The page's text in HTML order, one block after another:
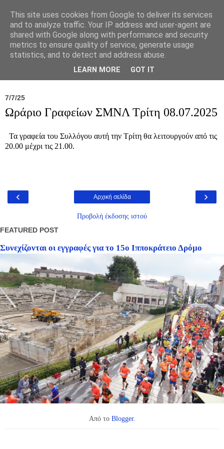
Σύλλογος Ιπποκράτειος
7/7/25
Ωράριο Γραφείων ΣΜΝΛ Τρίτη 08.07.2025
Τα γραφεία του Συλλόγου αυτή την Τρίτη θα λειτουργούν από τις
20.00 μέχρι τις 21.00.
‹ ›
Αρχική σελίδα
Προβολή έκδοσης ιστού
FEATURED POST
Συνεχίζονται οι εγγραφές για το 15ο Ιπποκράτειο Δρόμο
Από το Blogger.
This site uses cookies from Google to deliver its services
and to analyze traffic. Your IP address and user-agent are
shared with Google along with performance and security
metrics to ensure quality of service, generate usage
statistics, and to detect and address abuse.
LEARN MORE GOT IT